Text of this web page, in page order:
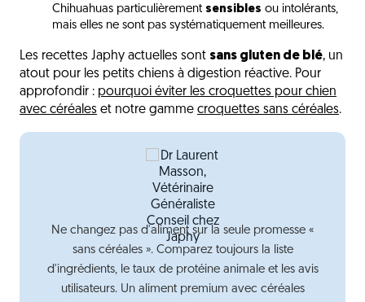
Chihuahuas particulièrement sensibles ou intolérants,
mais elles ne sont pas systématiquement meilleures.
Les recettes Japhy actuelles sont sans gluten de blé, un
atout pour les petits chiens à digestion réactive. Pour
approfondir : pourquoi éviter les croquettes pour chien
avec céréales et notre gamme croquettes sans céréales.
Ne changez pas d'aliment sur la seule promesse «
sans céréales ». Comparez toujours la liste
d'ingrédients, le taux de protéine animale et les avis
utilisateurs. Un aliment premium avec céréales